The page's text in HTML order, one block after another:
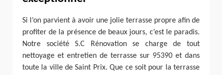
Si l’on parvient à avoir une jolie terrasse propre afin de
profiter de la présence de beaux jours, c’est le paradis.
Notre société S.C Rénovation se charge de tout
nettoyage et entretien de terrasse sur 95390 et dans
toute la ville de Saint Prix. Que ce soit pour la terrasse